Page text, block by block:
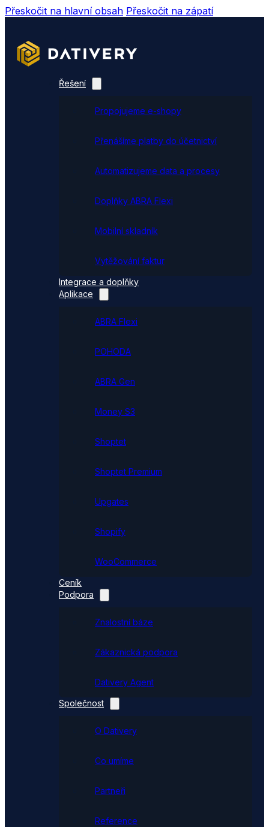
Přeskočit na hlavní obsah Přeskočit na zápatí
Řešení
Propojujeme e-shopy
Přenášíme platby do účetnictví
Automatizujeme data a procesy
Doplňky ABRA Flexi
Mobilní skladník
Vytěžování faktur
Integrace a doplňky
Aplikace
ABRA Flexi
POHODA
ABRA Gen
Money S3
Shoptet
Shoptet Premium
Upgates
Shopify
WooCommerce
Ceník
Podpora
Znalostní báze
Zákaznická podpora
Dativery Agent
Společnost
O Dativery
Co umíme
Partneři
Reference